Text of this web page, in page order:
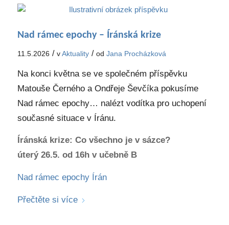
Nad rámec epochy – Íránská krize
11.5.2026 / vAktuality / od Jana Procházková
Na konci května se ve společném příspěvku
Matouše Černého a Ondřeje Ševčíka pokusíme
Nad rámec epochy… nalézt vodítka pro uchopení
současné situace v Íránu.
Íránská krize: Co všechno je v sázce?
úterý 26.5. od 16h v učebně B
Nad rámec epochy Írán
Přečtěte si více